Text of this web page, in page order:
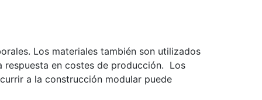
Los materiales también son utilizados
respuesta en costes de producción. Los
a la construcción modular puede